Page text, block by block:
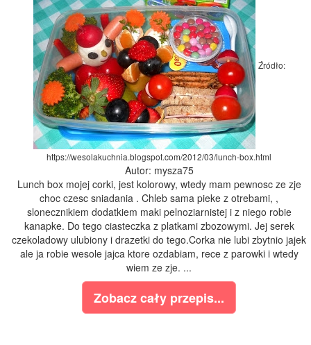
Źródło:
https://wesolakuchnia.blogspot.com/2012/03/lunch-box.html
Autor: mysza75
Lunch box mojej corki, jest kolorowy, wtedy mam pewnosc ze zje
choc czesc sniadania . Chleb sama pieke z otrebami, ,
slonecznikiem dodatkiem maki pelnoziarnistej i z niego robie
kanapke. Do tego ciasteczka z platkami zbozowymi. Jej serek
czekoladowy ulubiony i drazetki do tego.Corka nie lubi zbytnio jajek
ale ja robie wesole jajca ktore ozdabiam, rece z parowki i wtedy
wiem ze zje. ...
Zobacz cały przepis...